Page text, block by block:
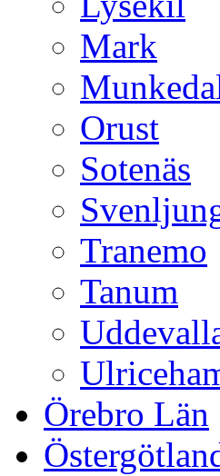
Mark
Orust
Sotenäs
Tranemo
Tanum
Örebro Län